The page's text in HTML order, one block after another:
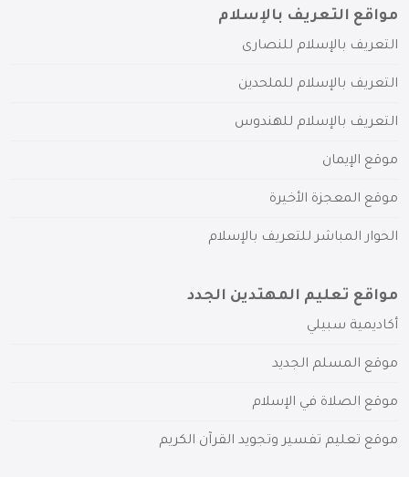
مواقع التعريف بالإسلام
التعريف بالإسلام للنصارى
التعريف بالإسلام للملحدين
التعريف بالإسلام للهندوس
موقع الإيمان
موقع المعجزة الأخيرة
الحوار المباشر للتعريف بالإسلام
مواقع تعليم المهتدين الجدد
أكاديمية سبيلي
موقع المسلم الجديد
موقع الصلاة في الإسلام
موقع تعليم تفسير وتجويد القرآن الكريم